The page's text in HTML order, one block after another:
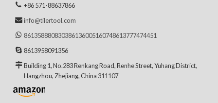
+86 571-88637866
info@tilertool.com
861358880830386136005160748613777474451
8613958091356
Building 1, No.283 Renkang Road, Renhe Street, Yuhang District,
Hangzhou, Zhejiang, China 311107